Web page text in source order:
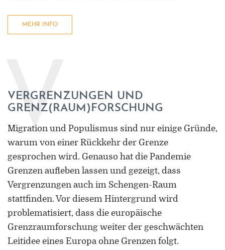
MEHR INFO
VERGRENZUNGEN UND
GRENZ(RAUM)FORSCHUNG
V
Migration und Populismus sind nur einige Gründe,
warum von einer Rückkehr der Grenze
gesprochen wird. Genauso hat die Pandemie
Grenzen aufleben lassen und gezeigt, dass
Vergrenzungen auch im Schengen-Raum
stattfinden. Vor diesem Hintergrund wird
problematisiert, dass die europäische
Grenzraumforschung weiter der geschwächten
Leitidee eines Europa ohne Grenzen folgt.